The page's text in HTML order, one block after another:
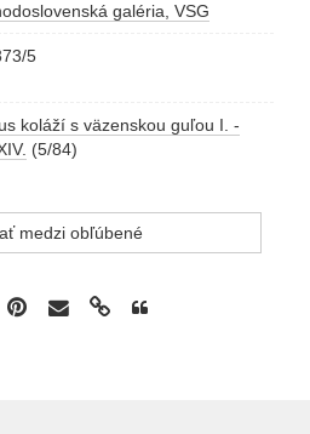
galéria, VSG
5
koláží s väzenskou guľou I. -
(5/84)
medzi obľúbené